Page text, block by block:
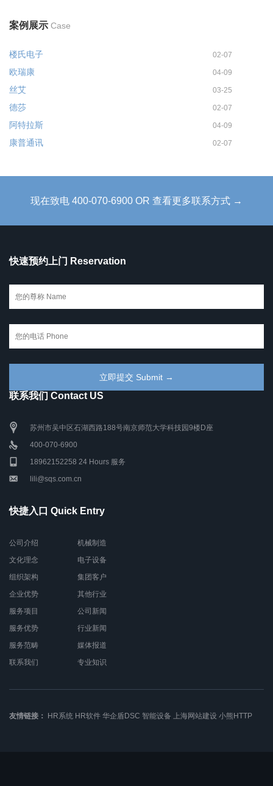
案例展示 Case
楼氏电子 02-07
欧瑞康 04-09
丝艾 03-25
德莎 02-07
阿特拉斯 04-09
康普通讯 02-07
现在致电 400-070-6900 OR 查看更多联系方式 →
快速预约上门 Reservation
联系我们 Contact US
苏州市吴中区石湖西路188号南京师范大学科技园9楼D座
400-070-6900
18962152258 24 Hours 服务
lili@sqs.com.cn
快捷入口 Quick Entry
公司介绍
文化理念
组织架构
企业优势
服务项目
服务优势
服务范畴
联系我们
机械制造
电子设备
集团客户
其他行业
公司新闻
行业新闻
媒体报道
专业知识
友情链接： HR系统 HR软件 华企盾DSC 智能设备 上海网站建设 小熊HTTP